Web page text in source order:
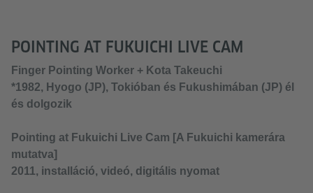
POINTING AT FUKUICHI LIVE CAM
Finger Pointing Worker + Kota Takeuchi
*1982, Hyogo (JP), Tokióban és Fukushimában (JP) él
és dolgozik
Pointing at Fukuichi Live Cam [A Fukuichi kamerára
mutatva]
2011, installáció, videó, digitális nyomat